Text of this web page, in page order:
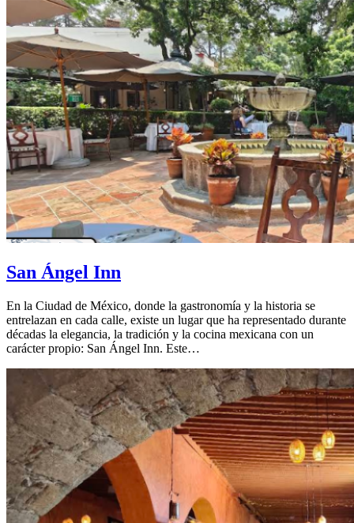
San Ángel Inn
En la Ciudad de México, donde la gastronomía y la historia se
entrelazan en cada calle, existe un lugar que ha representado durante
décadas la elegancia, la tradición y la cocina mexicana con un
carácter propio: San Ángel Inn. Este…